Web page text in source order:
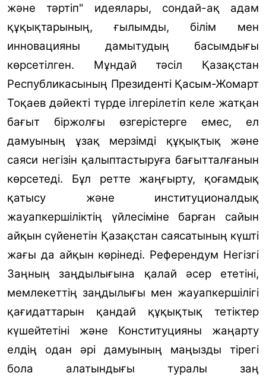
және тәртіп" идеялары, сондай-ақ адам
құқықтарының, ғылымды, білім мен
инновацияны дамытудың басымдығы
көрсетілген. Мұндай тәсіл Қазақстан
Республикасының Президенті Қасым-Жомарт
Тоқаев дәйекті түрде ілгерілетіп келе жатқан
бағыт біржолғы өзгерістерге емес, ел
дамуының ұзақ мерзімді құқықтық және
саяси негізін қалыптастыруға бағытталғанын
көрсетеді. Бұл ретте жаңғырту, қоғамдық
қатысу және институционалдық
жауапкершіліктің үйлесіміне барған сайын
айқын сүйенетін Қазақстан саясатының күшті
жағы да айқын көрінеді. Референдум Негізгі
Заңның заңдылығына қалай әсер ететіні,
мемлекеттің заңдылығы мен жауапкершілігі
қағидаттарын қандай құқықтық тетіктер
күшейтетіні және Конституцияны жаңарту
елдің одан әрі дамуының маңызды тірегі
бола алатындығы туралы заң